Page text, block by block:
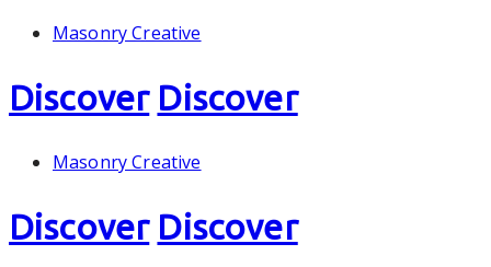
Masonry Creative
Discover Discover
Masonry Creative
Discover Discover